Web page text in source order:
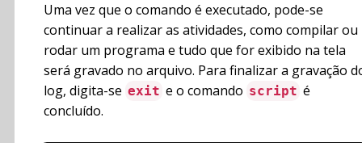
Uma vez que o comando é executado, pode-se
continuar a realizar as atividades, como compilar ou
rodar um programa e tudo que for exibido na tela
será gravado no arquivo. Para finalizar a gravação
log, digita-se exit e o comando script é
concluído.